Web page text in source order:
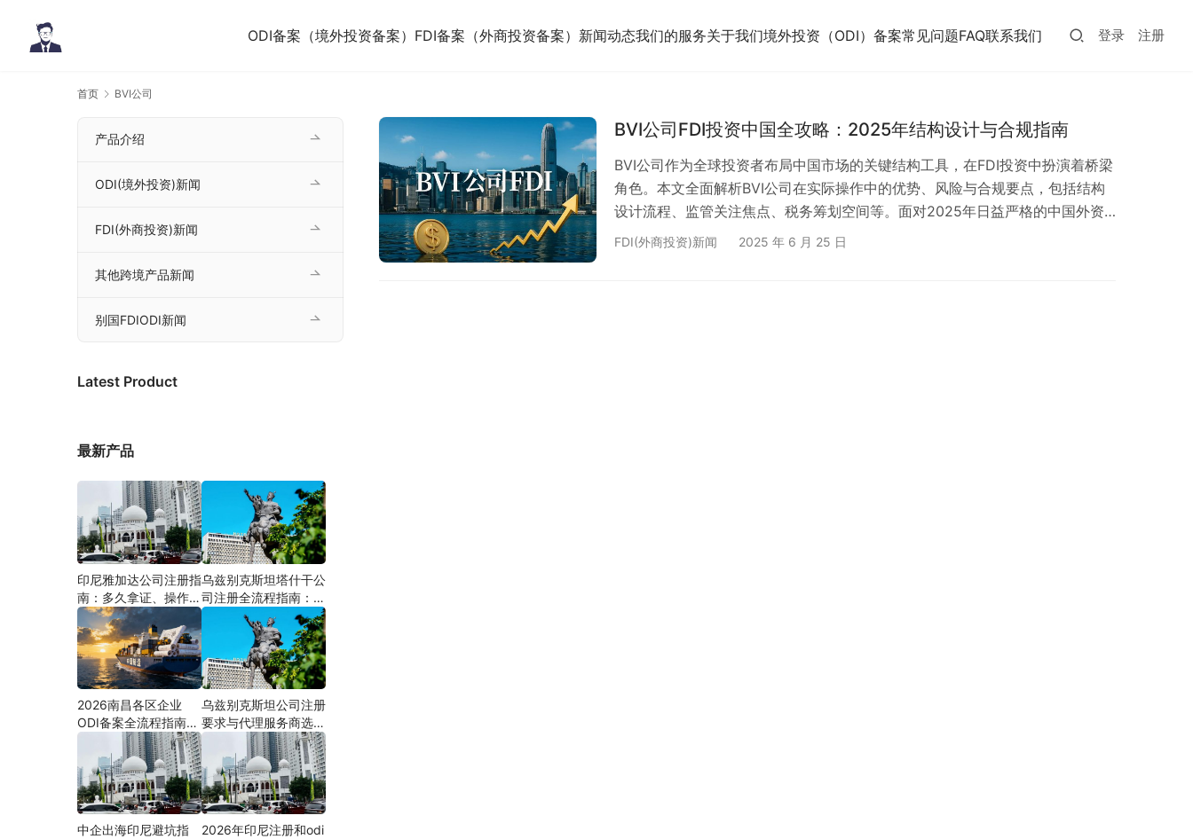
ODI备案（境外投资备案） FDI备案（外商投资备案） 新闻动态我们的服务关于我们境外投资（ODI）备案常见问题FAQ联系我们 登录 注册
首页 BVI公司
BVI公司FDI投资中国全攻略：2025年结构设计与合规指南
BVI公司作为全球投资者布局中国市场的关键结构工具，在FDI投资中扮演着桥梁
角色。本文全面解析BVI公司在实际操作中的优势、风险与合规要点，包括结构
设计流程、监管关注焦点、税务筹划空间等。面对2025年日益严格的中国外资
审查机制，合理运用BVI架构不仅能优化资金路径，更能降低法律与税务风险
FDI(外商投资)新闻 2025 年 6 月 25 日
产品介绍
ODI(境外投资)新闻
FDI(外商投资)新闻
其他跨境产品新闻
别国FDIODI新闻
Latest Product
最新产品
印尼雅加达公司注册指
南：多久拿证、操作流
程与股东新规（附材料
清单及成功案例与正规
靠谱代办中介推荐）
乌兹别克斯坦塔什干公
司注册全流程指南：从
中国ODI备案到当地银
行开户（附材料清单及
成功案例与正规靠谱代
办中介推荐）
2026南昌各区企业
ODI备案全流程指南
（附材料清单及成功案
例与正规靠谱代办中介
推荐）
乌兹别克斯坦公司注册
要求与代理服务商选择
指南：本土实体和中乌
两地合规才是落地硬保
障｜安永国际跨境合规
圈
中企出海印尼避坑指
2026年印尼注册和odi